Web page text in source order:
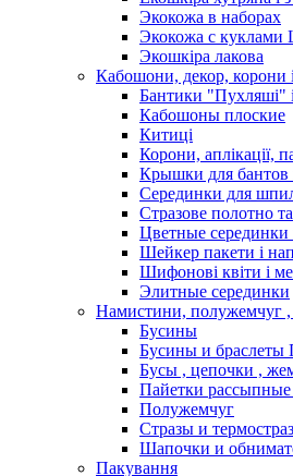
Экокожа в наборах
Экокожа с куклами
Экошкiра лакова
Кабошони, декор, корони
Бантики "Пухляші"
Кабошоны плоские
Китиці
Корони, аплікації,
Крышки для бантов
Серединки для
Стразове полотно
Цветные серединки
Шейкер пакети і
Шифонові квіти і
Элитные серединки
Намистини, полужемчуг ,
Бусины
Бусины и браслеты
Бусы , цепочки ,
Пайетки
Полужемчуг
Стразы и
Шапочки и
Пакування